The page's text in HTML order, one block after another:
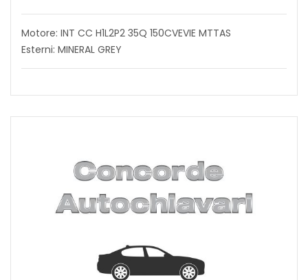
Motore: INT CC H1L2P2 35Q 150CVEVIE MTTAS
Esterni: MINERAL GREY